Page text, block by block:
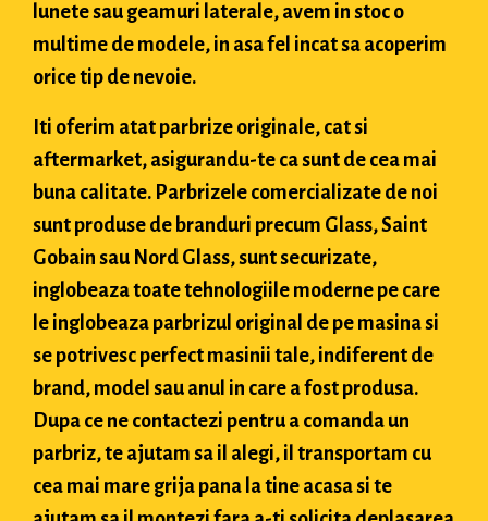
lunete sau geamuri laterale, avem in stoc o
multime de modele, in asa fel incat sa acoperim
orice tip de nevoie.
Iti oferim atat parbrize originale, cat si
aftermarket, asigurandu-te ca sunt de cea mai
buna calitate. Parbrizele comercializate de noi
sunt produse de branduri precum Glass, Saint
Gobain sau Nord Glass, sunt securizate,
inglobeaza toate tehnologiile moderne pe care
le inglobeaza parbrizul original de pe masina si
se potrivesc perfect masinii tale, indiferent de
brand, model sau anul in care a fost produsa.
Dupa ce ne contactezi pentru a comanda un
parbriz, te ajutam sa il alegi, il transportam cu
cea mai mare grija pana la tine acasa si te